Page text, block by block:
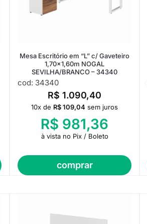
Mesa Escritório em “L” c/ Gaveteiro
1,70×1,60m NOGAL
SEVILHA/BRANCO – 34340
cod: 34340
R$ 1.090,40
comprar
10x de R$109,04 sem juros
R$ 981,36
à vista no Pix / Boleto